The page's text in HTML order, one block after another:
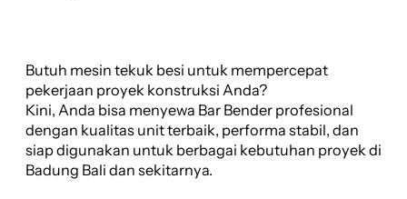
Butuh mesin tekuk besi untuk mempercepat
pekerjaan proyek konstruksi Anda?
Kini, Anda bisa menyewa Bar Bender profesional
dengan kualitas unit terbaik, performa stabil, dan
siap digunakan untuk berbagai kebutuhan proyek di
Badung Bali dan sekitarnya.